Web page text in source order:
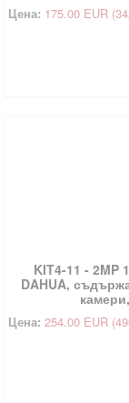
Цена: 175.00 EUR
KIT4-11 - 2MP
DAHUA,
Цена: 254.00 EUR